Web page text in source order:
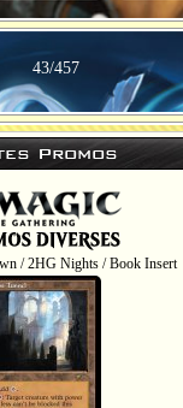
43/457
Promos
/ 2HG Nights / Book Insert